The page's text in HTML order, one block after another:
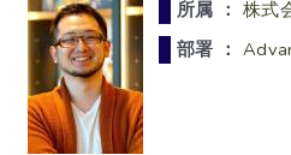
所属 ： 株式
部署 ：